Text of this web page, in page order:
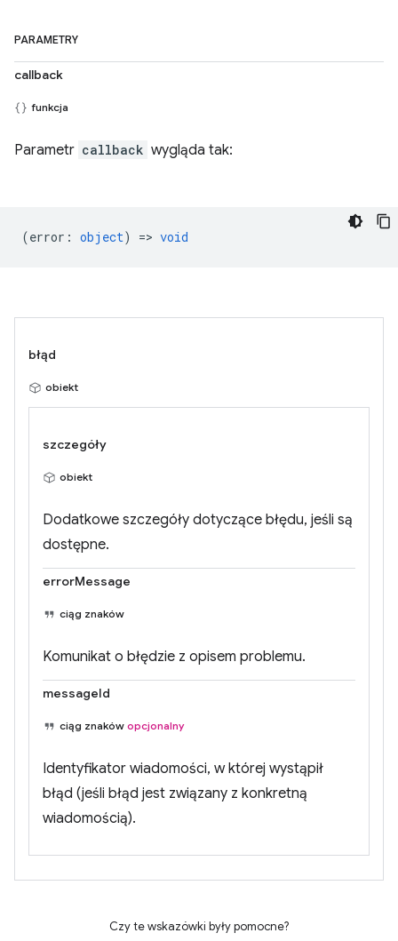
PARAMETRY
callback
funkcja
Parametr callback wygląda tak:
(error : object) => void
błąd
obiekt
szczegóły
obiekt
Dodatkowe szczegóły dotyczące błędu, jeśli są
dostępne.
errorMessage
ciąg znaków
Komunikat o błędzie z opisem problemu.
messageId
ciąg znaków opcjonalny
Identyfikator wiadomości, w której wystąpił
błąd (jeśli błąd jest związany z konkretną
wiadomością).
Czy te wskazówki były pomocne?